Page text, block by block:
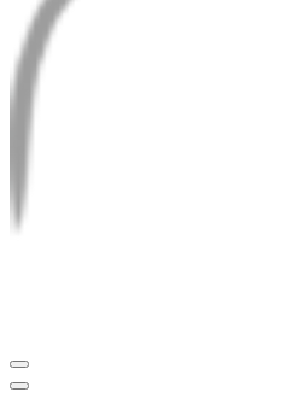
Navigationsmenü
Navigationsmenü